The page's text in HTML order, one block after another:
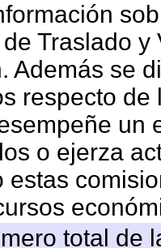
Traslado
Además se
respecto
un
o ejerza
estas
total de